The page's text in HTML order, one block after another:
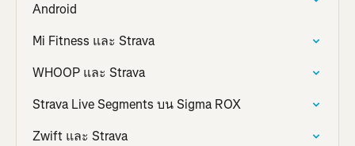
Android
Mi Fitness และ Strava
WHOOP และ Strava
Strava Live Segments บน Sigma ROX
Zwift และ Strava